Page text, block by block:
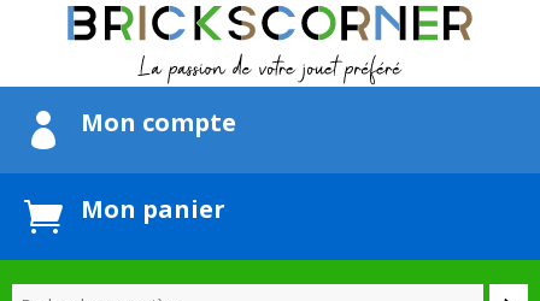
 Mon compte
 Mon panier